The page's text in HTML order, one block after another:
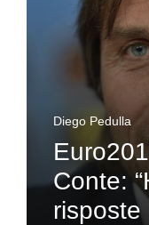
Diego Pedulla
Conte:
risposte